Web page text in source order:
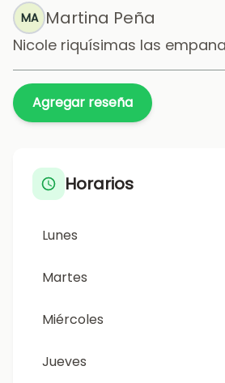
MA Martina Peña
Nicole riquísimas las
Agregar reseña
Horarios
Lunes
Martes
Miércoles
Jueves